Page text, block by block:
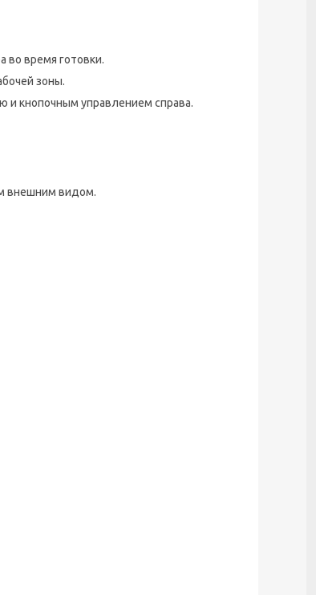
во время готовки.
зоны.
кнопочным управлением справа.
внешним видом.